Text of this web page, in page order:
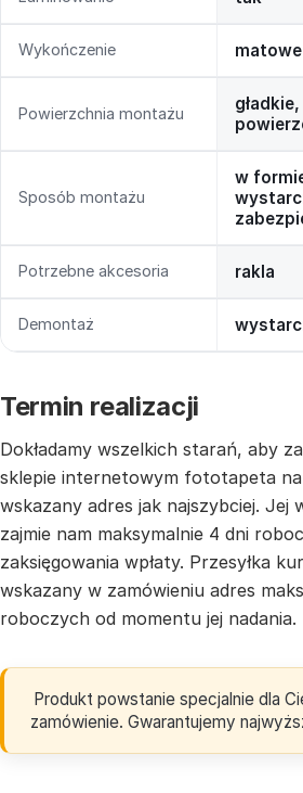
Wykończenie matowe
Powierzchnia montażu
Sposób montażu
w
Potrzebne akcesoria rakla
Demontaż
Termin realizacji
Dokładamy wszelkich starań, aby
sklepie internetowym fototapeta na
wskazany adres jak najszybciej. Jej
zajmie nam maksymalnie 4 dni
zaksięgowania wpłaty. Przesyłka
wskazany w zamówieniu adres
roboczych od momentu jej nadania.
Produkt powstanie specjalnie dla
zamówienie. Gwarantujemy